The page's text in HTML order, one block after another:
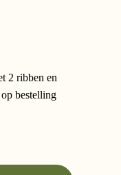
2 ribben en
bestelling